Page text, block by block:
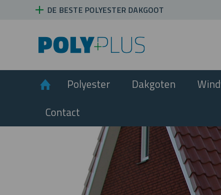
DE BESTE POLYESTER DAKGOOT
Home
Polyester Dakgoten
Contact